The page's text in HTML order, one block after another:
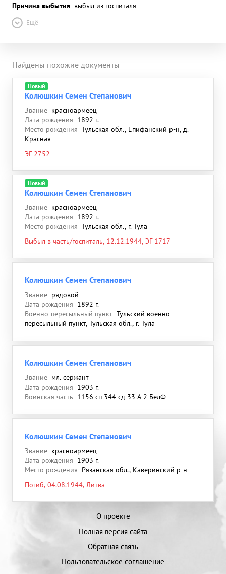
Причина выбытия выбыл из госпиталя
Ещё
Найдены похожие документы
Новый
Колюшкин Семен Степанович
Звание красноармеец
Дата рождения 1892 г.
Место рождения Тульская обл., Епифанский р-н, д.
Красная
ЭГ 2752
Новый
Колюшкин Семен Степанович
Звание красноармеец
Дата рождения 1892 г.
Место рождения Тульская обл., г. Тула
Выбыл в часть/госпиталь, 12.12.1944, ЭГ 1717
Колюшкин Семен Степанович
Звание рядовой
Дата рождения 1892 г.
Военно-пересыльный пункт Тульский военно-
пересыльный пункт, Тульская обл., г. Тула
Колюшкин Семен Степанович
Звание мл. сержант
Дата рождения 1903 г.
Воинская часть 1156 сп 344 сд 33 А 2 БелФ
Колюшкин Семен Степанович
Звание красноармеец
Дата рождения 1903 г.
Место рождения Рязанская обл., Каверинский р-н
Погиб, 04.08.1944, Литва
О проекте
Полная версия сайта
Обратная связь
Пользовательское соглашение